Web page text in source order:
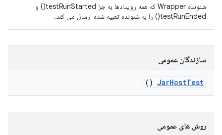
شنونده Wrapper که همه رویدادها به جز testRunStarted() و
testRunEnded() را به شنونده تعبیه شده ارسال می کند.
سازندگان عمومی
JarHostTest
()
روش های عمومی